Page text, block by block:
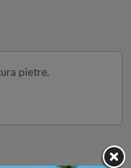
pietre.